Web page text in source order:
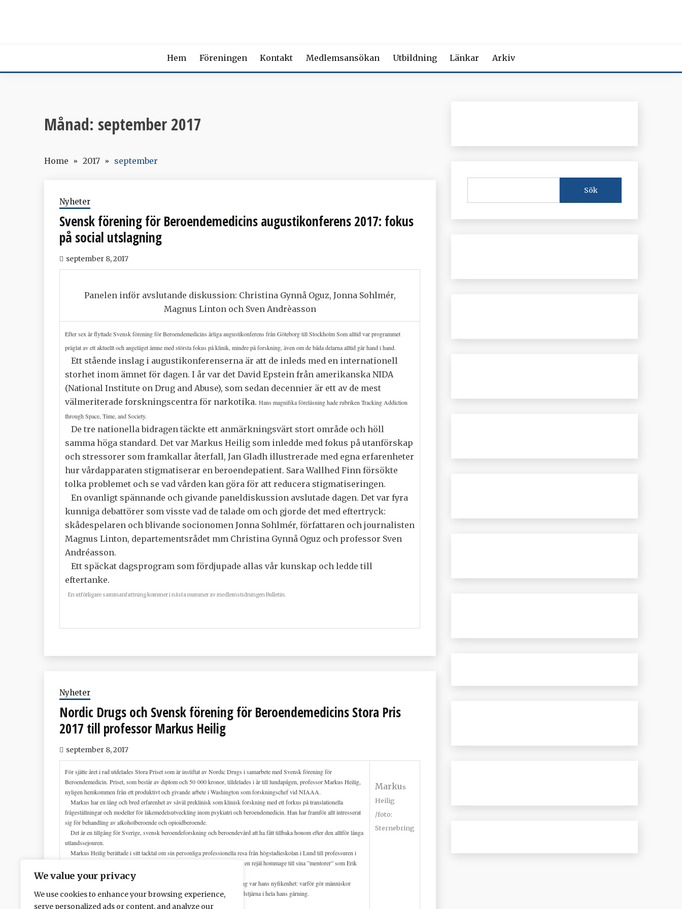
We value your privacy
We use cookies to enhance your browsing experience,
serve personalized ads or content, and analyze our
Hem Föreningen Kontakt Medlemsansökan Utbildning Länkar Arkiv
Månad: september 2017
Home 2017 september
Nyheter
Svensk förening för Beroendemedicins augustikonferens 2017: fokus
på social utslagning
september 8, 2017
Panelen inför avslutande diskussion: Christina Gynnå Oguz, Jonna Sohlmér,
Magnus Linton och Sven Andrèasson
Efter sex år flyttade Svensk förening för Beroendemedicins årliga augustikonferens från Göteborg till Stockholm Som alltid var programmet
präglat av ett aktuellt och angeläget ämne med största fokus på klinik, mindre på forskning, även om de båda delarna alltid går hand i hand.
Ett stående inslag i augustikonferenserna är att de inleds med en internationell
storhet inom ämnet för dagen. I år var det David Epstein från amerikanska NIDA
(National Institute on Drug and Abuse), som sedan decennier är ett av de mest
välmeriterade forskningscentra för narkotika. Hans magnifikaföreläsninghade rubriken Tracking Addiction
through Space, Time, and Society.
De tre nationella bidragen täckte ett anmärkningsvärt stort område och höll
samma höga standard. Det var Markus Heilig som inledde med fokus på utanförskap
och stressorer som framkallar återfall, Jan Gladh illustrerade med egna erfarenheter
hur vårdapparaten stigmatiserar en beroendepatient. Sara Wallhed Finn försökte
tolka problemet och se vad vården kan göra för att reducera stigmatiseringen.
En ovanligt spännande och givande paneldiskussion avslutade dagen. Det var fyra
kunniga debattörer som visste vad de talade om och gjorde det med eftertryck:
skådespelaren och blivande socionomen Jonna Sohlmér, författaren och journalisten
Magnus Linton, departementsrådet mm Christina Gynnå Oguz och professor Sven
Andréasson.
Ett späckat dagsprogram som fördjupade allas vår kunskap och ledde till
eftertanke.
En utförligare sammanfattning kommer i nästa nummer av medlemstidningen Bulletin.
Nyheter
Nordic Drugs och Svensk förening för Beroendemedicins Stora Pris
2017 till professor Markus Heilig
september 8, 2017
För sjätte året i rad utdelades Stora Priset som är instiftat av Nordic Drugs i samarbete med Svensk förening för
Beroendemedicin. Priset, som består av diplom och 50 000 kronor, tilldelades i år till lundapågen, professor Markus Heilig,
nyligen hemkommen från ett produktivt och givande arbete i Washington som forskningschef vid NIAAA.
Markus har en lång och bred erfarenhet av såväl preklinisk som klinisk forskning med ett forkus på translationella
frågeställningar och modeller för läkemedelsutveckling inom psykiatri och beroendemedicin. Han har framför allt intresserat
sig för behandling av alkoholberoende och opioidberoende.
Det är en tillgång för Sverige, svensk beroendeforskning och beroendevård att ha fått tillbaka honom efter den alltför långa
utlandssejouren.
Markus Heilig berättade i sitt tacktal om sin personliga professionella resa från högstadieskolan i Lund till professuren i
Linköping. Vägen gick via Stockholm och Washington. Markus gav också en rejäl hommage till sina ”mentorer” som Erik
Widerlöv, Lars Gunne, Jörgen Engel, George Koob och Marie Åsberg.
Bakgrunden till att Markus över huvud taget kom att ägna sig åt forskning var hans nyfikenhet: varför gör människor
saker trots vetskap om negativa konsekvenser? Denna fråga har varit en ledstjärna i hela hans gärning.
Markus
Heilig
/foto:
Sternebring
Sök